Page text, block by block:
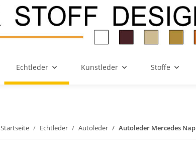
Echtleder Kunstleder Stoffe
Startseite Echtleder Autoleder Autoleder Mercedes